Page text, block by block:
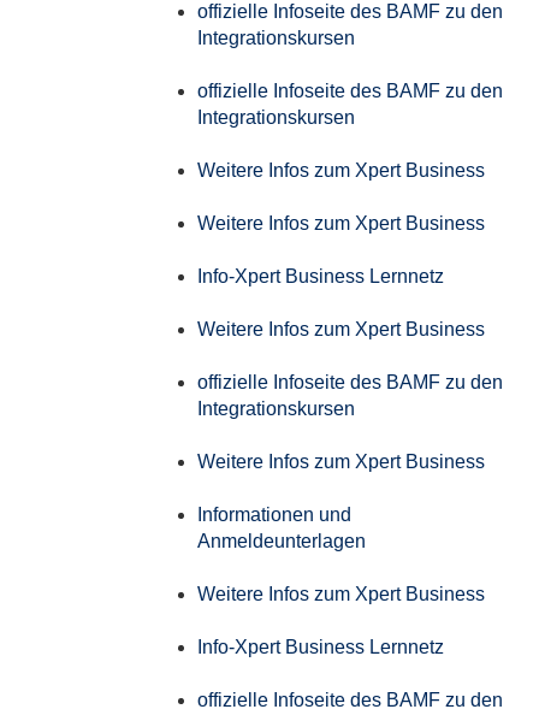
offizielle Infoseite des BAMF zu den
Integrationskursen
offizielle Infoseite des BAMF zu den
Integrationskursen
Weitere Infos zum Xpert Business
Weitere Infos zum Xpert Business
Info-Xpert Business Lernnetz
Weitere Infos zum Xpert Business
offizielle Infoseite des BAMF zu den
Integrationskursen
Weitere Infos zum Xpert Business
Informationen und
Anmeldeunterlagen
Weitere Infos zum Xpert Business
Info-Xpert Business Lernnetz
offizielle Infoseite des BAMF zu den